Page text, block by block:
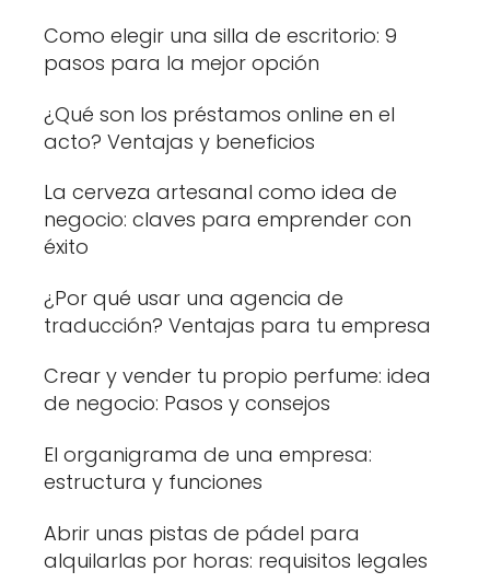
Como elegir una silla de escritorio: 9
pasos para la mejor opción
¿Qué son los préstamos online en el
acto? Ventajas y beneficios
La cerveza artesanal como idea de
negocio: claves para emprender con
éxito
¿Por qué usar una agencia de
traducción? Ventajas para tu empresa
Crear y vender tu propio perfume: idea
de negocio: Pasos y consejos
El organigrama de una empresa:
estructura y funciones
Abrir unas pistas de pádel para
alquilarlas por horas: requisitos legales